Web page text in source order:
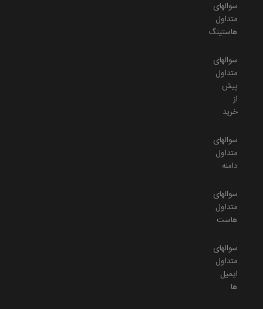
سوالهای
متداول
هاستینگ
سوالهای
متداول
پیش
از
خرید
سوالهای
متداول
دامنه
سوالهای
متداول
هاست
سوالهای
متداول
ایمیل
ها